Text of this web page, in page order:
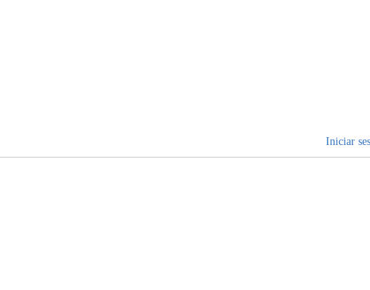
Iniciar